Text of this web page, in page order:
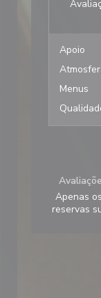
Apoio
Menus
Apenas
reservas